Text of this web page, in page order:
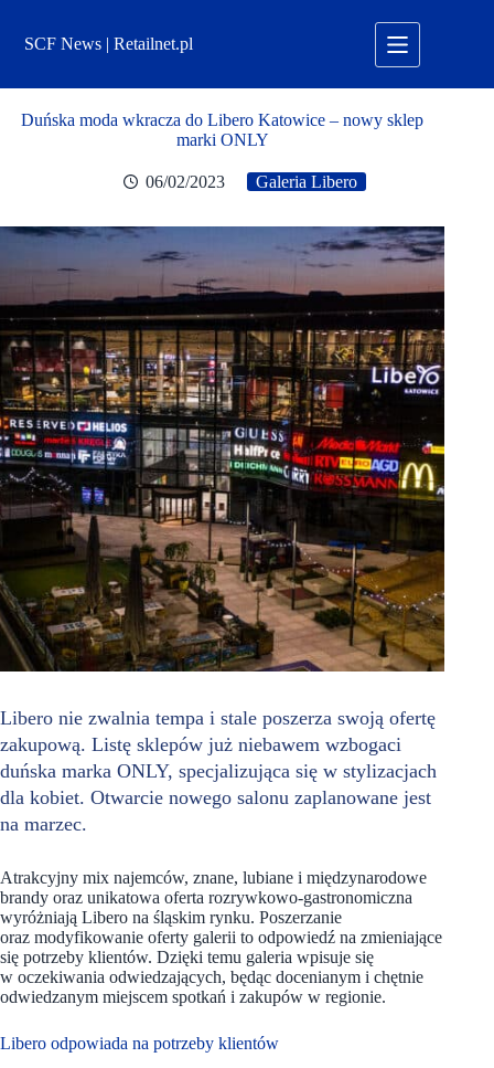
treściSCF News | Retailnet.pl
Duńska moda wkracza do Libero Katowice – nowy sklep
marki ONLY
06/02/2023 Galeria Libero
Libero nie zwalnia tempa i stale poszerza swoją ofertę
zakupową. Listę sklepów już niebawem wzbogaci
duńska marka ONLY, specjalizująca się w stylizacjach
dla kobiet. Otwarcie nowego salonu zaplanowane jest
na marzec.
Atrakcyjny mix najemców, znane, lubiane i międzynarodowe
brandy oraz unikatowa oferta rozrywkowo-gastronomiczna
wyróżniają Libero na śląskim rynku. Poszerzanie
oraz modyfikowanie oferty galerii to odpowiedź na zmieniające
się potrzeby klientów. Dzięki temu galeria wpisuje się
w oczekiwania odwiedzających, będąc docenianym i chętnie
odwiedzanym miejscem spotkań i zakupów w regionie.
Libero odpowiada na potrzeby klientów